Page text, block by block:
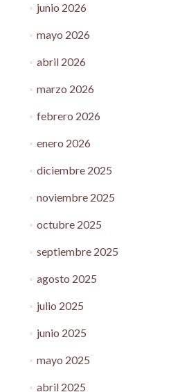
junio 2026
mayo 2026
abril 2026
marzo 2026
febrero 2026
enero 2026
diciembre 2025
noviembre 2025
octubre 2025
septiembre 2025
agosto 2025
julio 2025
junio 2025
mayo 2025
abril 2025